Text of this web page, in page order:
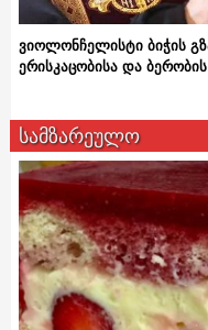
ვიოლონჩელისტი ბიჭის
ერისკაცობისა და ბერობის
სამზარეულო